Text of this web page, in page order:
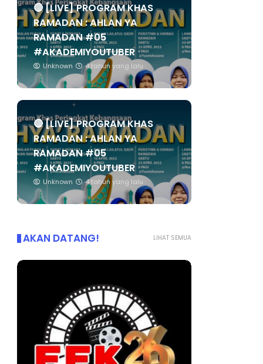
🔴 [LIVE] PROGRAM KHAS
RAMADAN : AHLAN YA
RAMADAN #05
#AKADEMIYOUTUBER
Unknown 4 tahun yang lalu
🔴 [LIVE] PROGRAM KHAS
RAMADAN : AHLAN YA
RAMADAN #05
#AKADEMIYOUTUBER
Unknown 4 tahun yang lalu
LIHAT SEMUA
AKAN DATANG!